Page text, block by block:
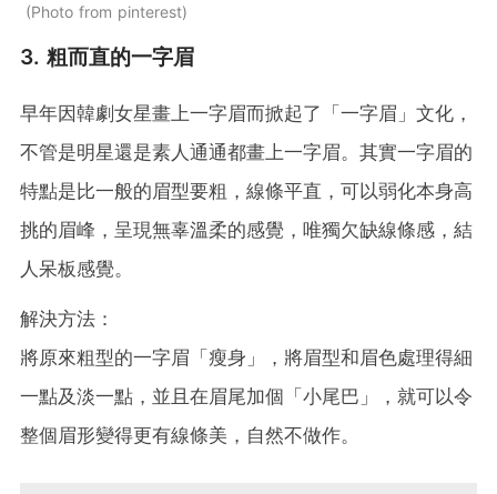
Photo from pinterest
3. 粗而直的一字眉
早年因韓劇女星畫上一字眉而掀起了「一字眉」文化，
不管是明星還是素人通通都畫上一字眉。其實一字眉的
特點是比一般的眉型要粗，線條平直，可以弱化本身高
挑的眉峰，呈現無辜溫柔的感覺，唯獨欠缺線條感，結
人呆板感覺。
解決方法：
將原來粗型的一字眉「瘦身」，將眉型和眉色處理得細
一點及淡一點，並且在眉尾加個「小尾巴」，就可以令
整個眉形變得更有線條美，自然不做作。